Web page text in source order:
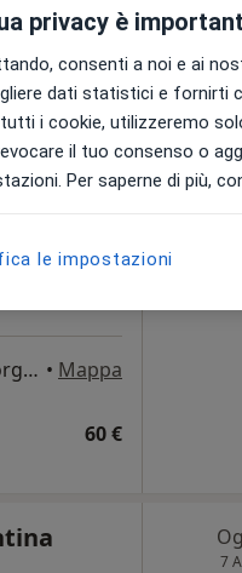
·Altro
Via Alessandro Manzoni 24, San Giorgio a Cremano • Mappa
60 €
7
7
privacy è
consenti a noi e ai
dati statistici e fornirti
i cookie, utilizzeremo
il tuo consenso o
Per saperne di più,
le impostazioni